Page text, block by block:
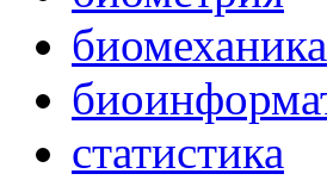
биомеханика
статистика